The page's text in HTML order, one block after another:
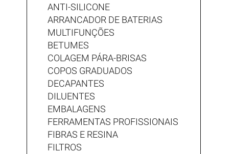
ANTI-SILICONE
ARRANCADOR DE BATERIAS
MULTIFUNÇÕES
BETUMES
COLAGEM PÁRA-BRISAS
COPOS GRADUADOS
DECAPANTES
DILUENTES
EMBALAGENS
FERRAMENTAS PROFISSIONAIS
FIBRAS E RESINA
FILTROS